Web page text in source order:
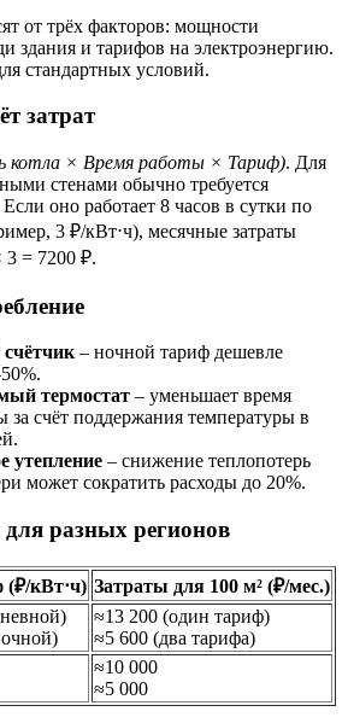
от трёх факторов: мощности
здания и тарифов на электроэнергию.
стандартных условий.
затрат
котла × Время работы × Тариф). Для
стенами обычно требуется
оно работает 8 часов в сутки по
3 ₽/кВт⋅ч), месячные затраты
3 = 7200 ₽.
– ночной тариф дешевле
термостат – уменьшает время
за счёт поддержания температуры в
утепление – снижение теплопотерь
может сократить расходы до 20%.
разных регионов
(₽/кВт⋅ч) Затраты для 100 м² (₽/мес.)
≈13 200 (один тариф)
≈5 600 (два тарифа)
≈10 000
≈5 000